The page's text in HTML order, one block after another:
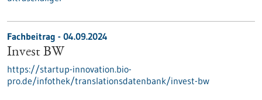
Fachbeitrag - 04.09.2024
Invest BW
https://startup-innovation.bio-
pro.de/infothek/translationsdatenbank/invest-bw